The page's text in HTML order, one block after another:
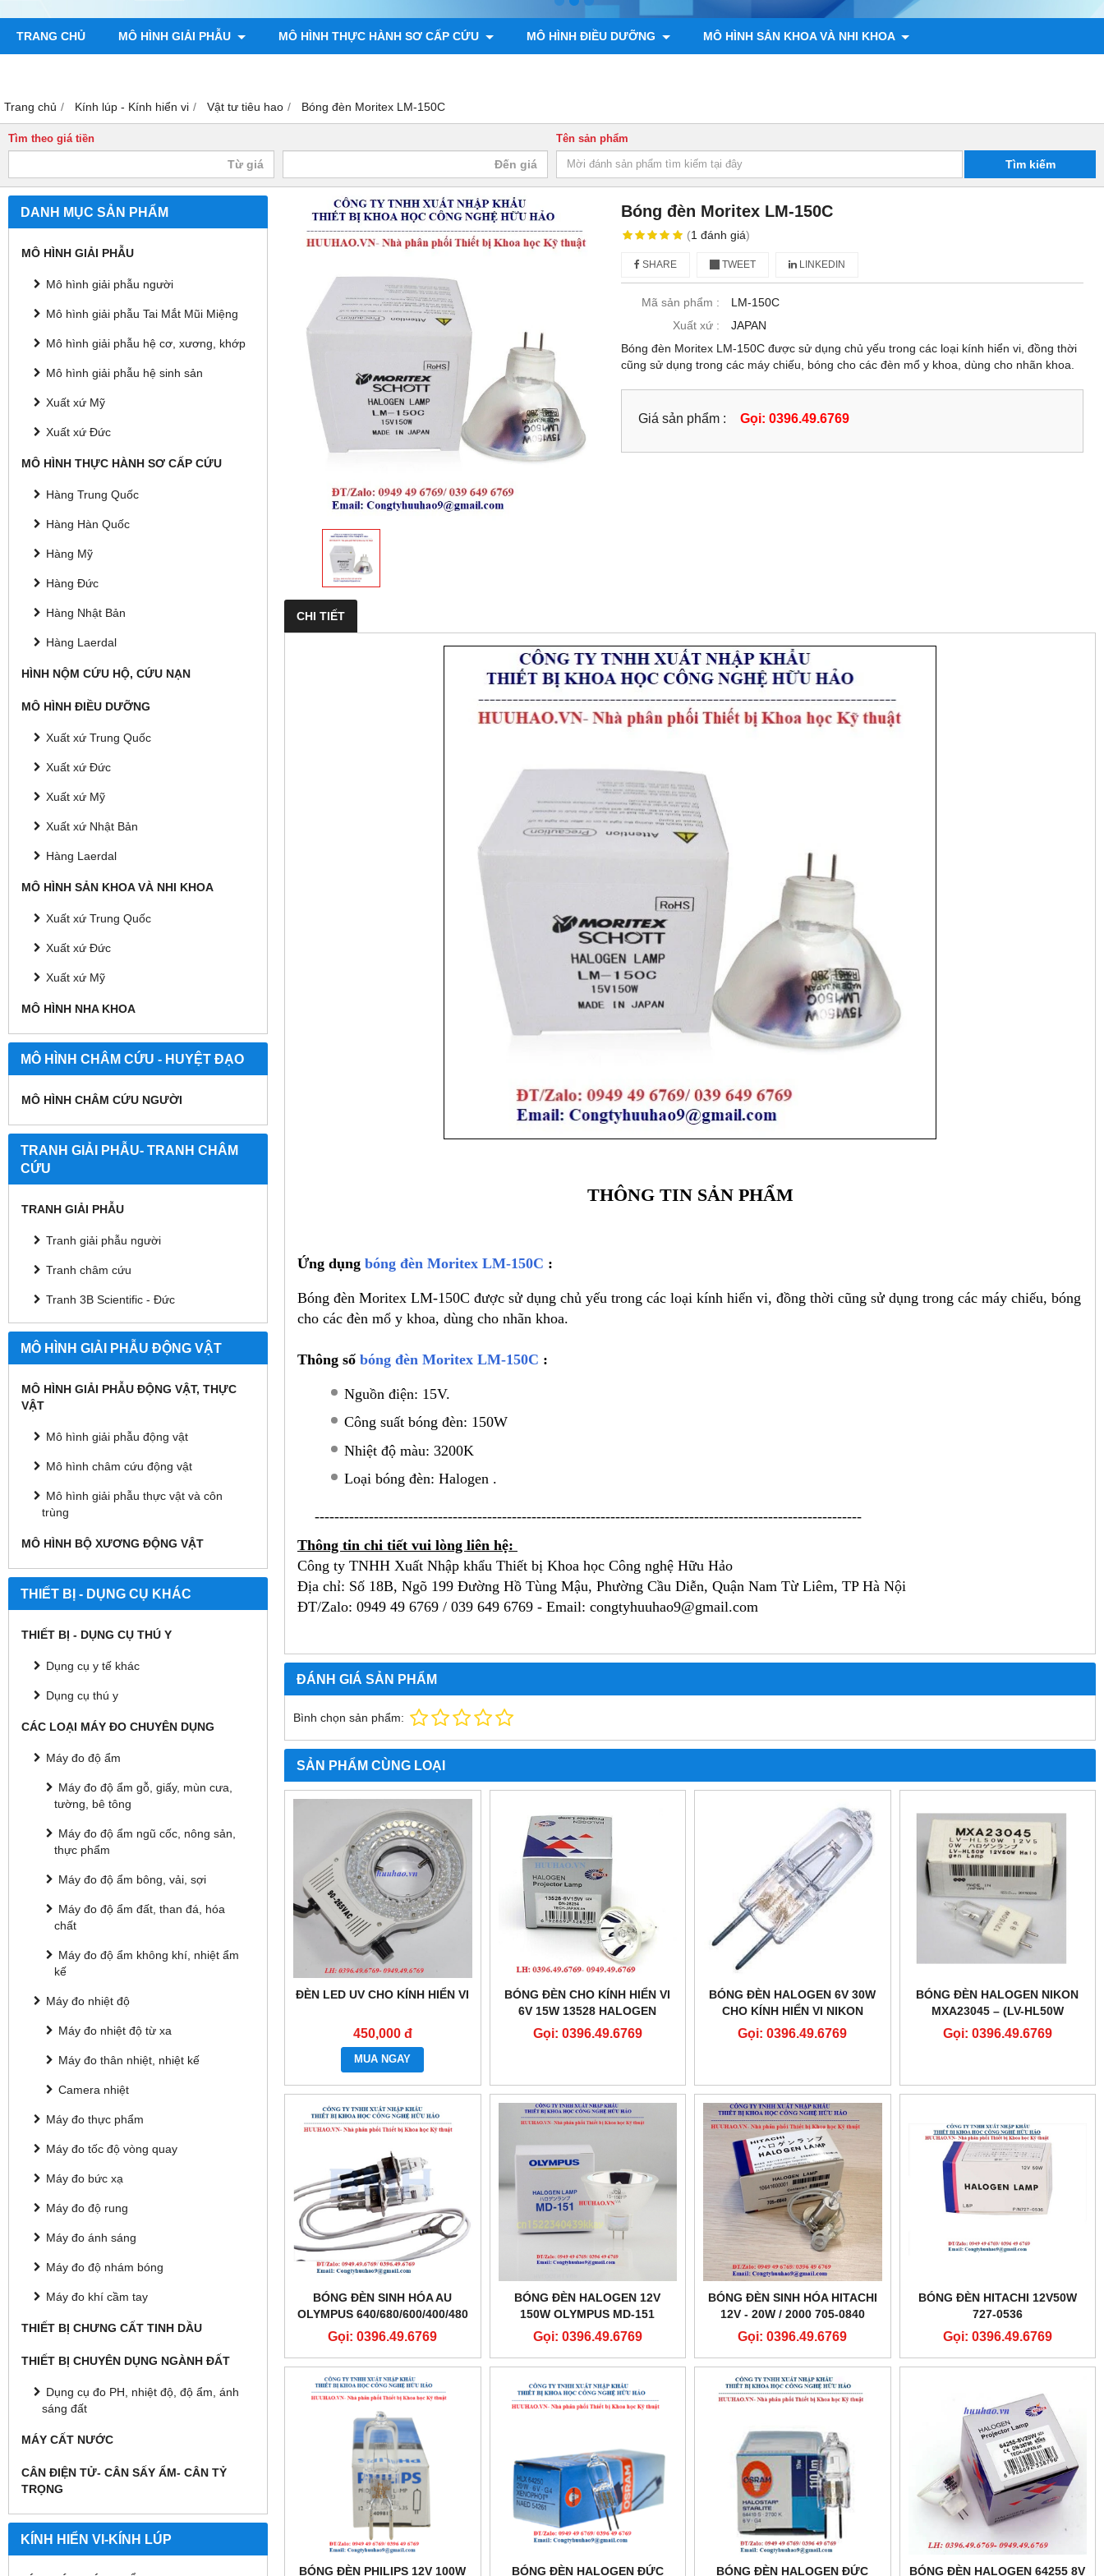
TRANG CHỦ MÔ HÌNH GIẢI PHẪU MÔ HÌNH THỰC HÀNH SƠ CẤP CỨU MÔ HÌNH ĐIỀU DƯỠNG MÔ HÌNH SẢN KHOA VÀ NHI KHOA
Trang chủ Kính lúp - Kính hiển vi Vật tư tiêu hao Bóng đèn Moritex LM-150C
Tìm theo giá tiền Tên sản phẩm
Tìm kiếm
DANH MỤC SẢN PHẨM
MÔ HÌNH GIẢI PHẪU
Mô hình giải phẫu người
Mô hình giải phẫu Tai Mắt Mũi Miệng
Mô hình giải phẫu hệ cơ, xương, khớp
Mô hình giải phẫu hệ sinh sản
Xuất xứ Mỹ
Xuất xứ Đức
MÔ HÌNH THỰC HÀNH SƠ CẤP CỨU
Hàng Trung Quốc
Hàng Hàn Quốc
Hàng Mỹ
Hàng Đức
Hàng Nhật Bản
Hàng Laerdal
HÌNH NỘM CỨU HỘ, CỨU NẠN
MÔ HÌNH ĐIỀU DƯỠNG
Xuất xứ Trung Quốc
Xuất xứ Đức
Xuất xứ Mỹ
Xuất xứ Nhật Bản
Hàng Laerdal
MÔ HÌNH SẢN KHOA VÀ NHI KHOA
Xuất xứ Trung Quốc
Xuất xứ Đức
Xuất xứ Mỹ
MÔ HÌNH NHA KHOA
MÔ HÌNH CHÂM CỨU - HUYỆT ĐẠO
MÔ HÌNH CHÂM CỨU NGƯỜI
TRANH GIẢI PHẪU- TRANH CHÂM
CỨU
TRANH GIẢI PHẪU
Tranh giải phẫu người
Tranh châm cứu
Tranh 3B Scientific - Đức
MÔ HÌNH GIẢI PHẪU ĐỘNG VẬT
MÔ HÌNH GIẢI PHẪU ĐỘNG VẬT, THỰC
VẬT
Mô hình giải phẫu động vật
Mô hình châm cứu động vật
Mô hình giải phẫu thực vật và côn
trùng
MÔ HÌNH BỘ XƯƠNG ĐỘNG VẬT
THIẾT BỊ - DỤNG CỤ KHÁC
THIẾT BỊ - DỤNG CỤ THÚ Y
Dụng cụ y tế khác
Dụng cụ thú y
CÁC LOẠI MÁY ĐO CHUYÊN DỤNG
Máy đo độ ẩm
Máy đo độ ẩm gỗ, giấy, mùn cưa,
tường, bê tông
Máy đo độ ẩm ngũ cốc, nông sản,
thực phẩm
Máy đo độ ẩm bông, vải, sợi
Máy đo độ ẩm đất, than đá, hóa
chất
Máy đo độ ẩm không khí, nhiệt ẩm
kế
Máy đo nhiệt độ
Máy đo nhiệt độ từ xa
Máy đo thân nhiệt, nhiệt kế
Camera nhiệt
Máy đo thực phẩm
Máy đo tốc độ vòng quay
Máy đo bức xạ
Máy đo độ rung
Máy đo ánh sáng
Máy đo độ nhám bóng
Máy đo khí cầm tay
THIẾT BỊ CHƯNG CẤT TINH DẦU
THIẾT BỊ CHUYÊN DỤNG NGÀNH ĐẤT
Dụng cụ đo PH, nhiệt độ, độ ẩm, ánh
sáng đất
MÁY CẤT NƯỚC
CÂN ĐIỆN TỬ- CÂN SẤY ẨM- CÂN TỶ
TRỌNG
KÍNH HIỂN VI-KÍNH LÚP
Bóng đèn Moritex LM-150C
(1đánh giá)
SHARE TWEET LINKEDIN
Mã sản phẩm :
LM-150C
Xuất xứ :
JAPAN
Bóng đèn Moritex LM-150C được sử dụng chủ yếu trong các loại kính hiển vi, đồng thời
cũng sử dụng trong các máy chiếu, bóng cho các đèn mổ y khoa, dùng cho nhãn khoa.
Giá sản phẩm : Gọi: 0396.49.6769
CHI TIẾT
THÔNG TIN SẢN PHẨM
Ứng dụng bóng đèn Moritex LM-150C :
Bóng đèn Moritex LM-150C được sử dụng chủ yếu trong các loại kính hiển vi, đồng thời cũng sử dụng trong các máy chiếu, bóng
cho các đèn mổ y khoa, dùng cho nhãn khoa.
Thông số bóng đèn Moritex LM-150C :
Nguồn điện: 15V.
Công suất bóng đèn: 150W
Nhiệt độ màu: 3200K
Loại bóng đèn: Halogen .
---------------------------------------------------------------------------------------------------------------
Thông tin chi tiết vui lòng liên hệ:
Công ty TNHH Xuất Nhập khẩu Thiết bị Khoa học Công nghệ Hữu Hảo
Địa chỉ: Số 18B, Ngõ 199 Đường Hồ Tùng Mậu, Phường Cầu Diễn, Quận Nam Từ Liêm, TP Hà Nội
ĐT/Zalo: 0949 49 6769 / 039 649 6769 - Email: congtyhuuhao9@gmail.com
ĐÁNH GIÁ SẢN PHẨM
Bình chọn sản phẩm:
SẢN PHẨM CÙNG LOẠI
ĐÈN LED UV CHO KÍNH HIỂN VI
450,000 đ
MUA NGAY
BÓNG ĐÈN CHO KÍNH HIỂN VI
6V 15W 13528 HALOGEN
Gọi: 0396.49.6769
BÓNG ĐÈN HALOGEN 6V 30W
CHO KÍNH HIỂN VI NIKON
Gọi: 0396.49.6769
BÓNG ĐÈN HALOGEN NIKON
MXA23045 – (LV-HL50W
12V50W NIKON)
Gọi: 0396.49.6769
BÓNG ĐÈN SINH HÓA AU
OLYMPUS 640/680/600/400/480
Gọi: 0396.49.6769
BÓNG ĐÈN HALOGEN 12V
150W OLYMPUS MD-151
Gọi: 0396.49.6769
BÓNG ĐÈN SINH HÓA HITACHI
12V - 20W / 2000 705-0840
Gọi: 0396.49.6769
BÓNG ĐÈN HITACHI 12V50W
727-0536
Gọi: 0396.49.6769
BÓNG ĐÈN PHILIPS 12V 100W BÓNG ĐÈN HALOGEN ĐỨC BÓNG ĐÈN HALOGEN ĐỨC BÓNG ĐÈN HALOGEN 64255 8V